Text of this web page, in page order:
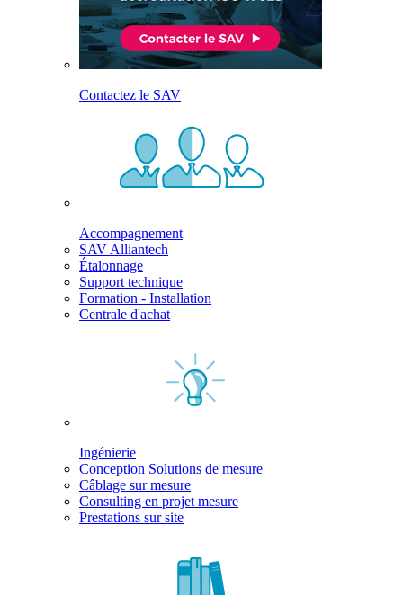
Contactez le SAV
Accompagnement
SAV Alliantech
Étalonnage
Support technique
Formation - Installation
Centrale d'achat
Ingénierie
Conception Solutions de mesure
Câblage sur mesure
Consulting en projet mesure
Prestations sur site